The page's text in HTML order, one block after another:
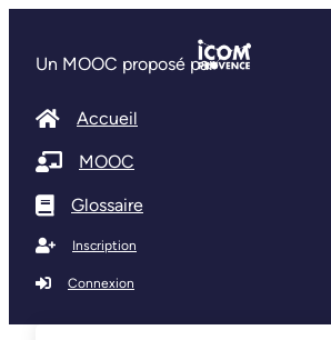
Un MOOC proposé par
Accueil
MOOC
Glossaire
Inscription
Connexion